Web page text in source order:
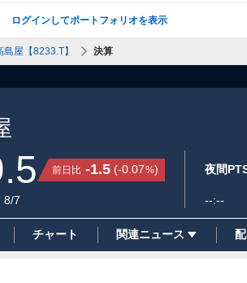
ログインしてポートフォリオを表示
島屋【8233.T】 決算
前日比 -1.5 (-0.07%)
8/7
夜間
--:--
チャート 関連ニュース